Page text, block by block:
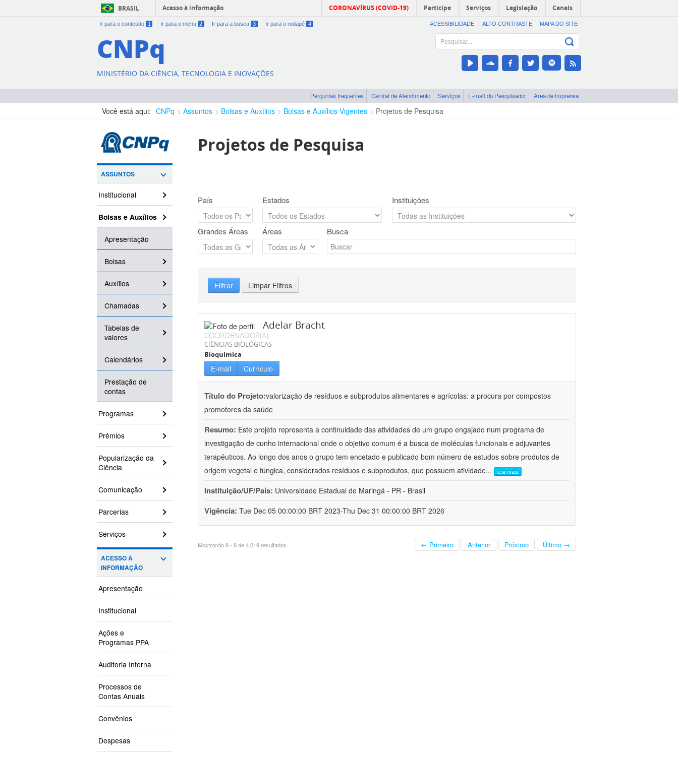
BRASIL Acesso à informação CORONAVÍRUS (COVID-19) Participe Serviços Legislação Canais
Ir para o conteúdo 1 Ir para o menu 2 Ir para a busca 3 Ir para o rodapé 4 ACESSIBILIDADE ALTO CONTRASTE MAPA DO SITE
CNPq
MINISTÉRIO DA CIÊNCIA, TECNOLOGIA E INOVAÇÕES
Perguntas frequentes Central de Atendimento Serviços E-mail do Pesquisador Área de imprensa
Você está aqui: CNPq Assuntos Bolsas e Auxílios Bolsas e Auxílios Vigentes Projetos de Pesquisa
ASSUNTOS
Institucional
Bolsas e Auxílios
Apresentação
Bolsas
Auxílios
Chamadas
Tabelas de
valores
Calendários
Prestação de
contas
Programas
Prêmios
Popularização da
Ciência
Comunicação
Parcerias
Serviços
ACESSO À
INFORMAÇÃO
Apresentação
Institucional
Ações e
Programas PPA
Auditoria Interna
Processos de
Contas Anuais
Convênios
Despesas
Projetos de Pesquisa
País Estados Instituições
Grandes Áreas Áreas Busca
Filtrar Limpar Filtros
Adelar Bracht
COORDENADOR(A)
CIÊNCIAS BIOLÓGICAS
Bioquímica
E-mail Currículo
Título do Projeto:valorização de resíduos e subprodutos alimentares e agrícolas: a procura por compostos
promotores da saúde
Resumo: Este projeto representa a continuidade das atividades de um grupo engajado num programa de
investigação de cunho internacional onde o objetivo comum é a busca de moléculas funcionais e adjuvantes
terapêuticos. Ao longo dos anos o grupo tem encetado e publicado bom número de estudos sobre produtos de
origem vegetal e fúngica, considerados resíduos e subprodutos, que possuem atividade... leia mais
Instituição/UF/País: Universidade Estadual de Maringá - PR - Brasil
Vigência: Tue Dec 05 00:00:00 BRT 2023-Thu Dec 31 00:00:00 BRT 2026
Mostrando 8 - 8 de 4.019 resultados. ← Primeiro Anterior Próximo Último →